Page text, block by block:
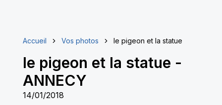
Accueil Vos photos le pigeon et la statue
le pigeon et la statue -
ANNECY
14/01/2018